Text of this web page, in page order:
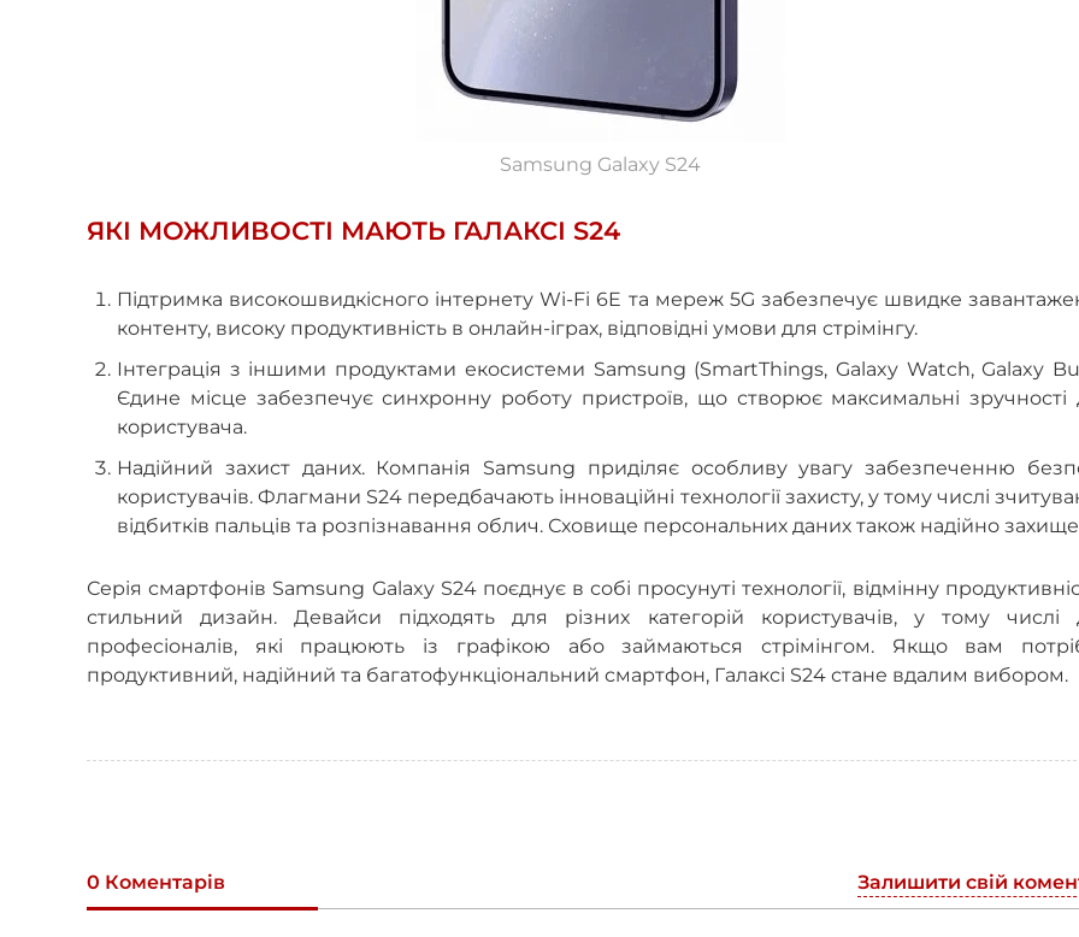
Samsung Galaxy S24
ЯКІ МОЖЛИВОСТІ МАЮТЬ ГАЛАКСІ S24
Підтримка високошвидкісного інтернету Wi-Fi 6E та мереж 5G забезпечує швидке
контенту, високу продуктивність в онлайн-іграх, відповідні умови для стрімінгу.
Інтеграція з іншими продуктами екосистеми Samsung (SmartThings, Galaxy Watch, Galaxy
Єдине місце забезпечує синхронну роботу пристроїв, що створює максимальні зручності
користувача.
Надійний захист даних. Компанія Samsung приділяє особливу увагу забезпеченню
користувачів. Флагмани S24 передбачають інноваційні технології захисту, у тому числі
відбитків пальців та розпізнавання облич. Сховище персональних даних також надійно
Серія смартфонів Samsung Galaxy S24 поєднує в собі просунуті технології, відмінну
стильний дизайн. Девайси підходять для різних категорій користувачів, у тому числі
професіоналів, які працюють із графікою або займаються стрімінгом. Якщо вам
продуктивний, надійний та багатофункціональний смартфон, Галаксі S24 стане вдалим вибором.
0 Коментарів Залишити свій